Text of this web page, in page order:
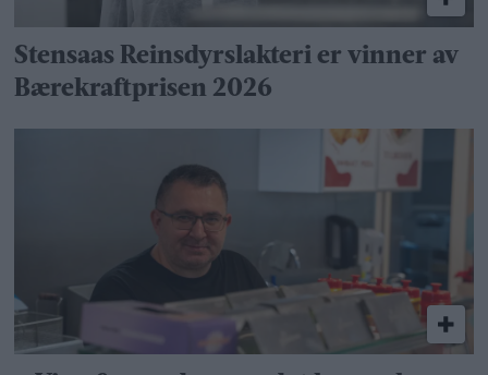
Stensaas Reinsdyrslakteri er vinner av
Bærekraftprisen 2026